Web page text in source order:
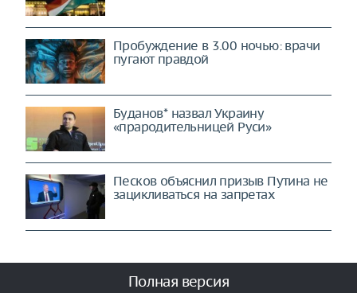
Пробуждение в 3.00 ночью: врачи
пугают правдой
Буданов* назвал Украину
«прародительницей Руси»
Песков объяснил призыв Путина не
зацикливаться на запретах
Полная версия